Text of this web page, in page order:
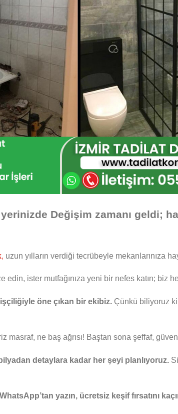
Değişim zamanı geldi;
, uzun yılların verdiği tecrübeyle mekanlarınıza
ister mutfağınıza yeni bir nefes katın; biz
öne çıkan bir ekibiz. Çünkü biliyoruz
masraf, ne baş ağrısı! Baştan sona şeffaf,
detaylara kadar her şeyi planlıyoruz.
yazın, ücretsiz keşif fırsatını